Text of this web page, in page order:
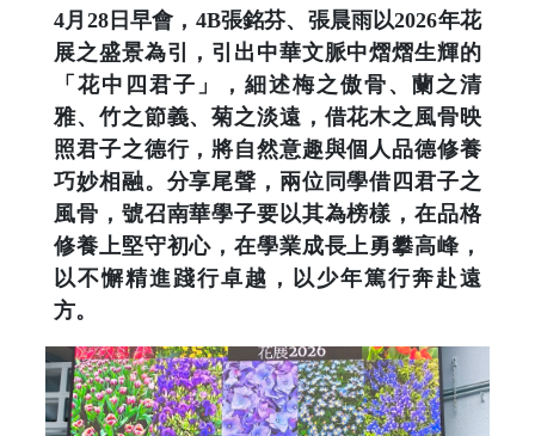
4月28日早會，4B張銘芬、張晨雨以2026年花
展之盛景為引，引出中華文脈中熠熠生輝的
「花中四君子」，細述梅之傲骨、蘭之清
雅、竹之節義、菊之淡遠，借花木之風骨映
照君子之德行，將自然意趣與個人品德修養
巧妙相融。分享尾聲，兩位同學借四君子之
風骨，號召南華學子要以其為榜樣，在品格
修養上堅守初心，在學業成長上勇攀高峰，
以不懈精進踐行卓越，以少年篤行奔赴遠
方。